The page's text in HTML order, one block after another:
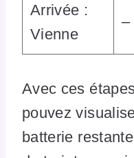
Arrivée :
Vienne
–
Avec ces
pouvez
batterie